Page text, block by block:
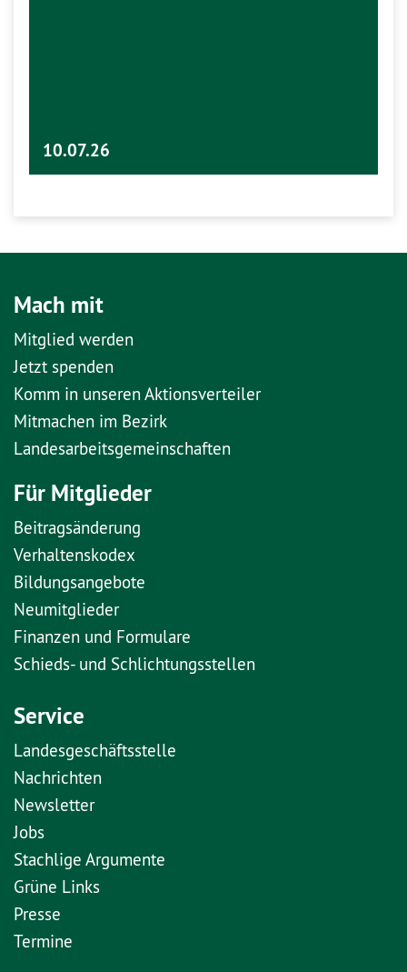
10.07.26
Mach mit
Mitglied werden
Jetzt spenden
Komm in unseren Aktionsverteiler
Mitmachen im Bezirk
Landesarbeitsgemeinschaften
Für Mitglieder
Beitragsänderung
Verhaltenskodex
Bildungsangebote
Neumitglieder
Finanzen und Formulare
Schieds- und Schlichtungsstellen
Service
Landesgeschäftsstelle
Nachrichten
Newsletter
Jobs
Stachlige Argumente
Grüne Links
Presse
Termine